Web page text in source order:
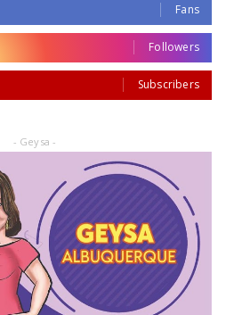
Fans
Followers
Subscribers
- Geysa -